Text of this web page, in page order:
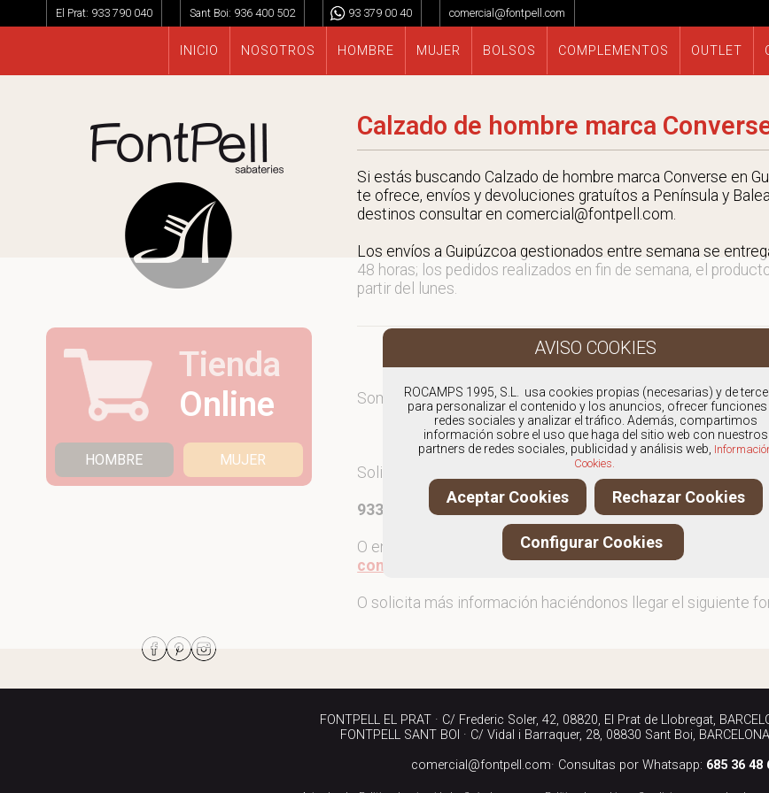
El Prat: 933 790 040 Sant Boi: 936 400 502 93 379 00 40 comercial@fontpell.com
INICIO NOSOTROS HOMBRE MUJER BOLSOS COMPLEMENTOS OUTLET
Tienda
Online
HOMBRE MUJER
Calzado de hombre marca
Si estás buscando Calzado de hombre marca Converse en
te ofrece, envíos y devoluciones gratuítos a Península y
destinos consultar en comercial@fontpell.com.
Los envíos a Guipúzcoa gestionados entre semana se
48 horas; los pedidos realizados en fin de semana, el
partir del lunes.
Somosespecialistas en Calzado de hombre marca
Solicita más información llamándonos a los teléfonos:
933 790 040
O enviándonos un correo electrónico a:
comercial@fontpell.com
O solicita más información haciéndonos llegar el siguiente
FONTPELL EL PRAT · C/ Frederic Soler, 42, 08820, El Prat de Llobregat,
FONTPELL SANT BOI · C/ Vidal i Barraquer, 28, 08830 Sant Boi, BARCELONA
comercial@fontpell.com· Consultas por Whatsapp: 685 36 48
ROCAMPS 1995, S.L. usa cookies propias (necesarias) y de
para personalizar el contenido y los anuncios, ofrecer funciones
redes sociales y analizar el tráfico. Además, compartimos
información sobre el uso que haga del sitio web con nuestros
partners de redes sociales, publicidad y análisis web,
Cookies.
Aceptar Cookies Rechazar Cookies
Configurar Cookies